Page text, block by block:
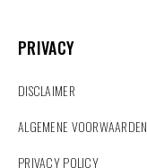
PRIVACY
DISCLAIMER
ALGEMENE VOORWAARDEN
PRIVACY POLICY